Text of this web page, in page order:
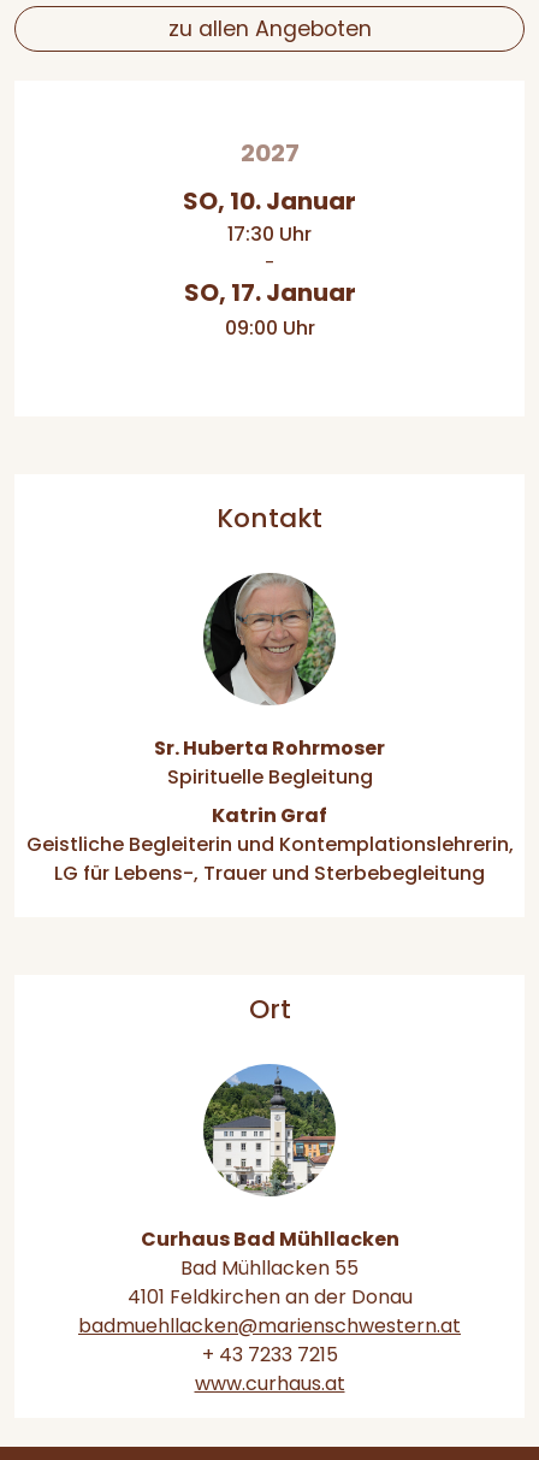
zu allen Angeboten
2027
SO, 10. Januar
17:30 Uhr
-
SO, 17. Januar
09:00 Uhr
Kontakt
Sr. Huberta Rohrmoser
Spirituelle Begleitung
Katrin Graf
Geistliche Begleiterin und Kontemplationslehrerin,
LG für Lebens-, Trauer und Sterbebegleitung
Ort
Curhaus Bad Mühllacken
Bad Mühllacken 55
4101 Feldkirchen an der Donau
badmuehllacken@marienschwestern.at
+ 43 7233 7215
www.curhaus.at